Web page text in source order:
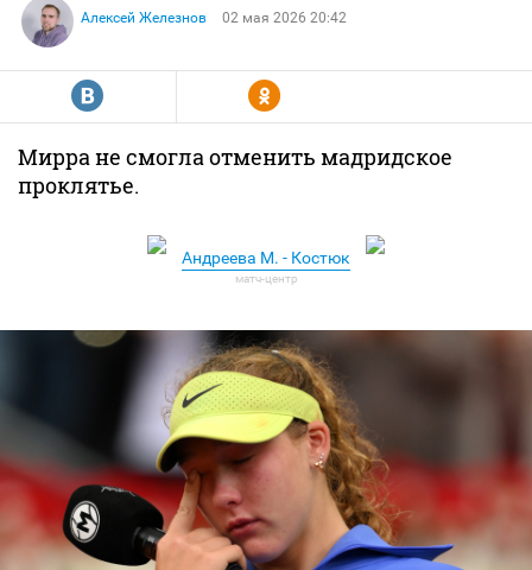
Алексей Железнов 02 мая 2026 20:42
R Y
Мирра не смогла отменить мадридское
проклятье.
Андреева М. - Костюк